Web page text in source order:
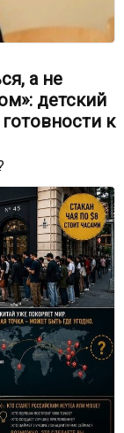
а не
детский
к